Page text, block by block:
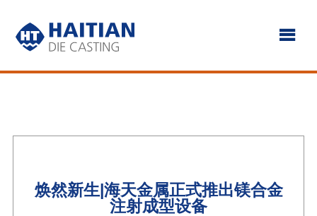
焕然新生|海天金属正式推出镁合金
注射成型设备